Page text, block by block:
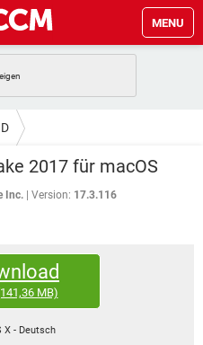
MENU
IOS
INSTAGRAM
TIKTOK
STREAMING
HARDWARE
STREAMING
INSTAGRAM
TIKTOK
IOS
INSTAGRAM
TIKTOK
STREAMING
2017 für macOS
Inc. Version: 17.3.116
MB)
X - Deutsch